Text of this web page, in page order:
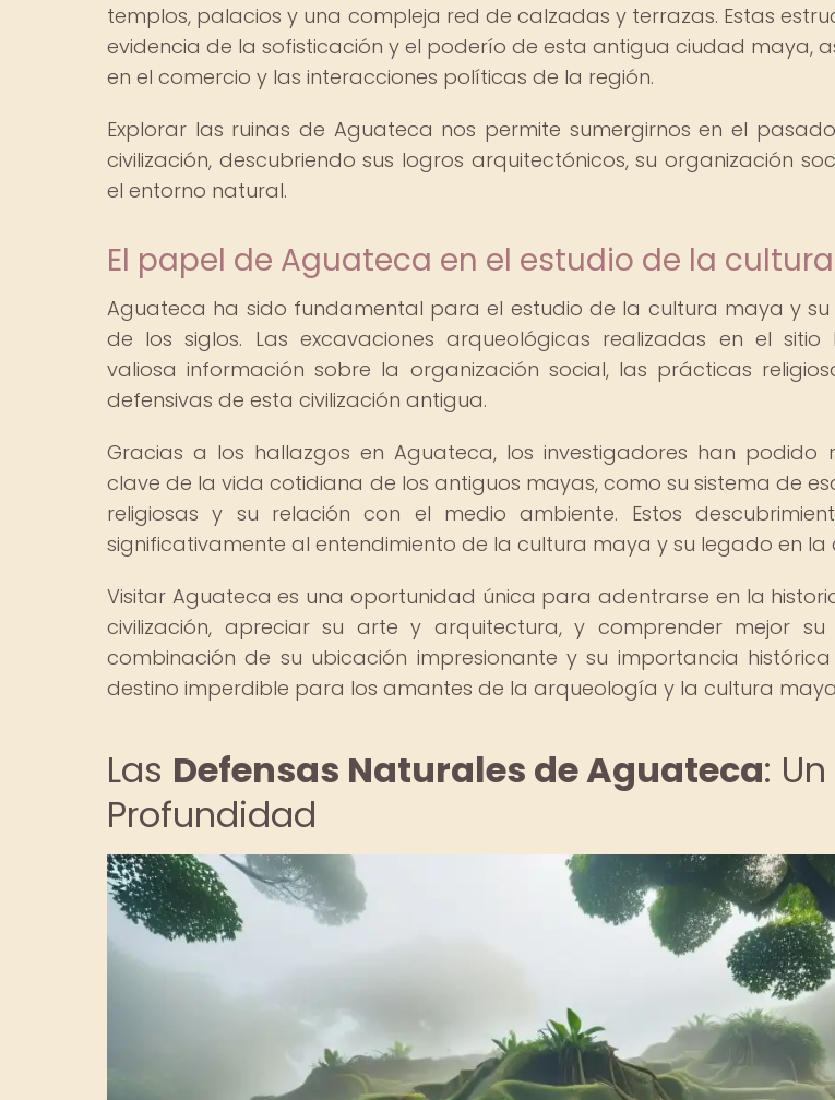
templos, palacios y una compleja red de calzadas y terrazas. Estas
evidencia de la sofisticación y el poderío de esta antigua ciudad maya,
en el comercio y las interacciones políticas de la región.
Explorar las ruinas de Aguateca nos permite sumergirnos en el
civilización, descubriendo sus logros arquitectónicos, su organización
el entorno natural.
El papel de Aguateca en el estudio de la
Aguateca ha sido fundamental para el estudio de la cultura maya y
de los siglos. Las excavaciones arqueológicas realizadas en el
valiosa información sobre la organización social, las prácticas
defensivas de esta civilización antigua.
Gracias a los hallazgos en Aguateca, los investigadores han podido
clave de la vida cotidiana de los antiguos mayas, como su sistema de
religiosas y su relación con el medio ambiente. Estos
significativamente al entendimiento de la cultura maya y su legado en
Visitar Aguateca es una oportunidad única para adentrarse en la
civilización, apreciar su arte y arquitectura, y comprender mejor
combinación de su ubicación impresionante y su importancia
destino imperdible para los amantes de la arqueología y la cultura
Las Defensas Naturales de Aguateca:
Profundidad